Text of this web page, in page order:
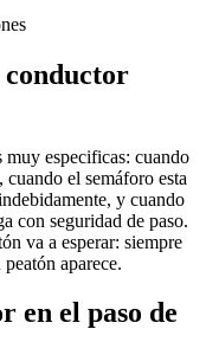
especificas: cuando
cuando el semáforo esta
y cuando
con seguridad de paso.
va a esperar: siempre
aparece.
en el paso de